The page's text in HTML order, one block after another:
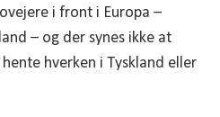
i front i Europa –
– og der synes ikke at
hverken i Tyskland eller